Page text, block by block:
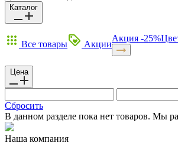
Каталог
Все товары Акции
Акция -25%
Цена
Сбросить
В данном разделе пока нет товаров. Мы
Наша компания